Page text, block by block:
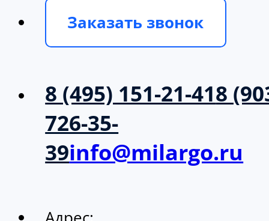
Заказать звонок
8 (495) 151-21-418
726-35-
39info@milargo.ru